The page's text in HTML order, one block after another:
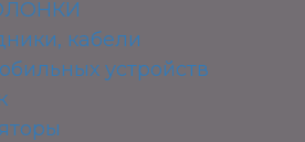
кабели
устройств